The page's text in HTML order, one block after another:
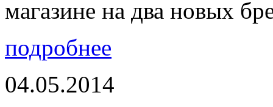
магазине на два новых
подробнее
04.05.2014